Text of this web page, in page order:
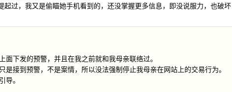
过，我又是偷瞄她手机看到的，还没掌握更多信息，即没说服力，也破坏
下发的预警，并且在我之前就和我母亲联络过。
接到预警，不是案情，所以没法强制停止我母亲在网站上的交易行为。
导。